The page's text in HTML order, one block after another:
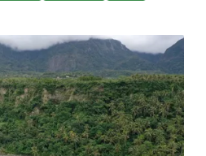
趨勢不謀而合。迪娜的菜園
慈心有機農業發展基金會2014
耕作延伸保育功能。輔導之
布農族稱呼母親或女性長
傳統維持糧食自主的方式，十
林業保育署花蓮分署與慈心基
清村布農族人整理地方作物與